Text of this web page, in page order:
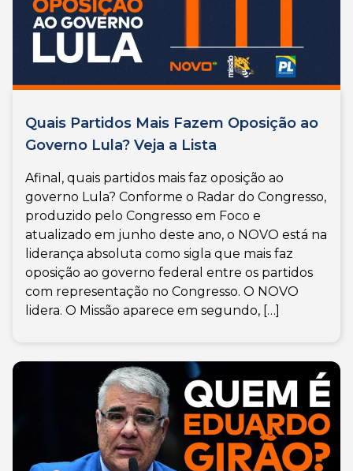
Quais Partidos Mais Fazem Oposição ao
Governo Lula? Veja a Lista
Afinal, quais partidos mais faz oposição ao
governo Lula? Conforme o Radar do Congresso,
produzido pelo Congresso em Foco e
atualizado em junho deste ano, o NOVO está na
liderança absoluta como sigla que mais faz
oposição ao governo federal entre os partidos
com representação no Congresso. O NOVO
lidera. O Missão aparece em segundo, […]